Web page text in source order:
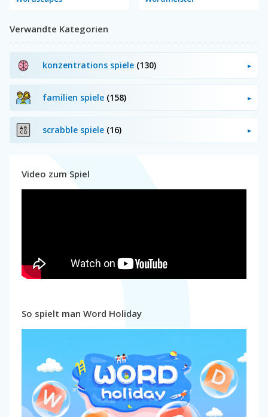
Verwandte Kategorien
konzentrations spiele (130)
familien spiele (158)
scrabble spiele (16)
Video zum Spiel
So spielt man Word Holiday